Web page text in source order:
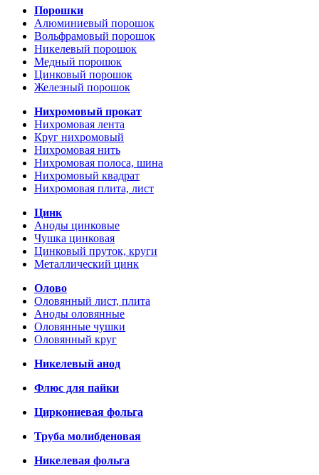
Порошки
Алюминиевый порошок
Вольфрамовый порошок
Никелевый порошок
Медный порошок
Цинковый порошок
Железный порошок
Нихромовый прокат
Нихромовая лента
Круг нихромовый
Нихромовая нить
Нихромовая полоса, шина
Нихромовый квадрат
Нихромовая плита, лист
Цинк
Аноды цинковые
Чушка цинковая
Цинковый пруток, круги
Металлический цинк
Олово
Оловянный лист, плита
Аноды оловянные
Оловянные чушки
Оловянный круг
Никелевый анод
Флюс для пайки
Циркониевая фольга
Труба молибденовая
Никелевая фольга